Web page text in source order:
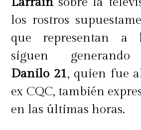
los rostros
que representan a
siguen generando
Danilo 21, quien fue
ex CQC, también
en las últimas horas.